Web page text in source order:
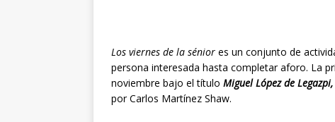
Los viernes de la sénior es un conjunto de
persona interesada hasta completar aforo. La
noviembre bajo el título Miguel López de
por Carlos Martínez Shaw.